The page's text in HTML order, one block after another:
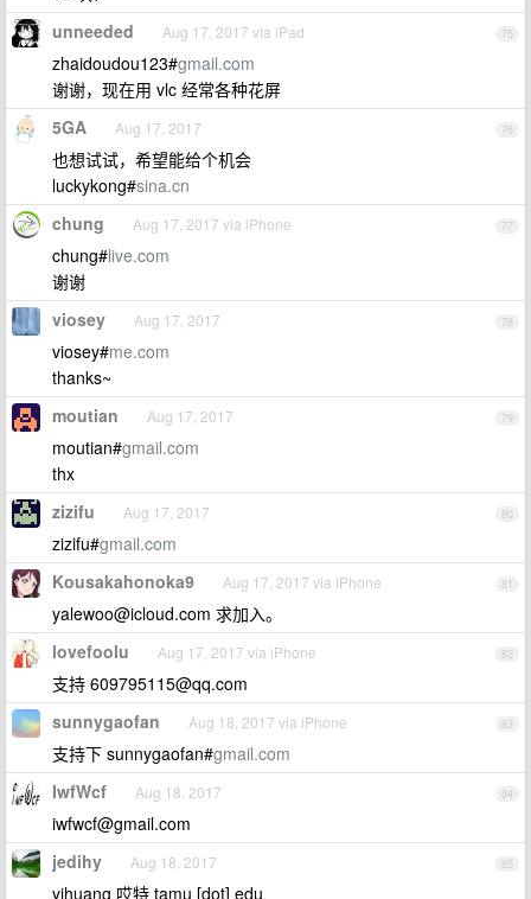
75
unneeded Aug 17, 2017 via iPad
zhaidoudou123#gmail.com
谢谢，现在用 vlc 经常各种花屏
76
5GA Aug 17, 2017
也想试试，希望能给个机会
luckykong#sina.cn
77
chung Aug 17, 2017 via iPhone
chung#live.com
谢谢
78
viosey Aug 17, 2017
viosey#me.com
thanks~
79
moutian Aug 17, 2017
moutian#gmail.com
thx
80
zizifu Aug 17, 2017
zizifu#gmail.com
81
Kousakahonoka9 Aug 17, 2017 via iPhone
yalewoo@icloud.com 求加入。
82
lovefoolu Aug 17, 2017 via iPhone
支持 609795115@qq.com
83
sunnygaofan Aug 18, 2017 via iPhone
支持下 sunnygaofan#gmail.com
84
IwfWcf Aug 18, 2017
iwfwcf@gmail.com
85
jedihy Aug 18, 2017
yihuang 哎特 tamu [dot] edu